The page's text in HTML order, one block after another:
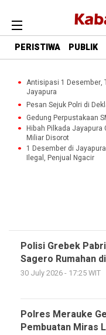
PERISTIWA PUBLIK
Antisipasi 1 Desember,
Jayapura
Pesan Sejuk Polri di
Gedung Perpustakaan
Hibah Pilkada Jayapura
Miliar Disorot
1 Desember di
Ilegal, Penjual Ngacir
Polisi Grebek
Sagero Rumahan
30 July 2026 - 17:25 WIT
Polres Merauke
Pembuatan Miras